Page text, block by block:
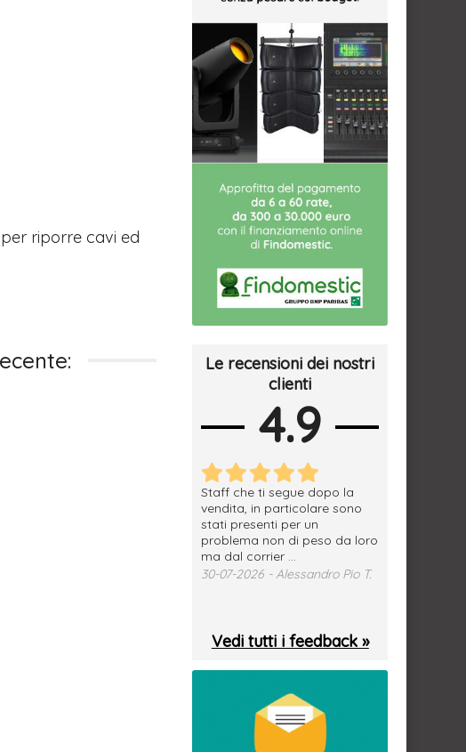
riporre cavi ed
Le recensioni dei nostri
clienti
4.9
Staff che ti segue dopo la
vendita, in particolare sono
stati presenti per un
problema non di peso da loro
ma dal corrier ...
30-07-2026 - Alessandro Pio T.
Vedi tutti i feedback »